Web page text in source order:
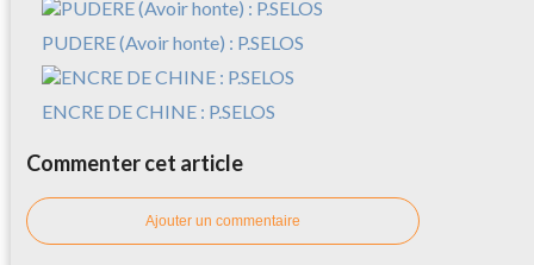
PUDERE (Avoir honte) : P.SELOS
ENCRE DE CHINE : P.SELOS
Commenter cet article
Ajouter un commentaire